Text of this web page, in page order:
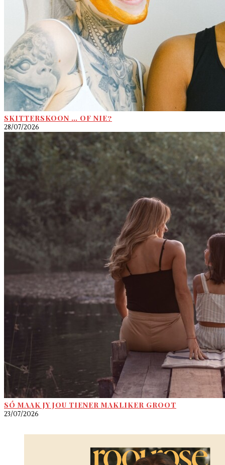
SKITTERSKOON … OF NIE?
28/07/2026
SÓ MAAK JY JOU TIENER MAKLIKER GROOT
23/07/2026